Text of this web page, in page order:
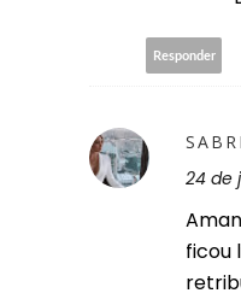
Responder
24 de
ficou